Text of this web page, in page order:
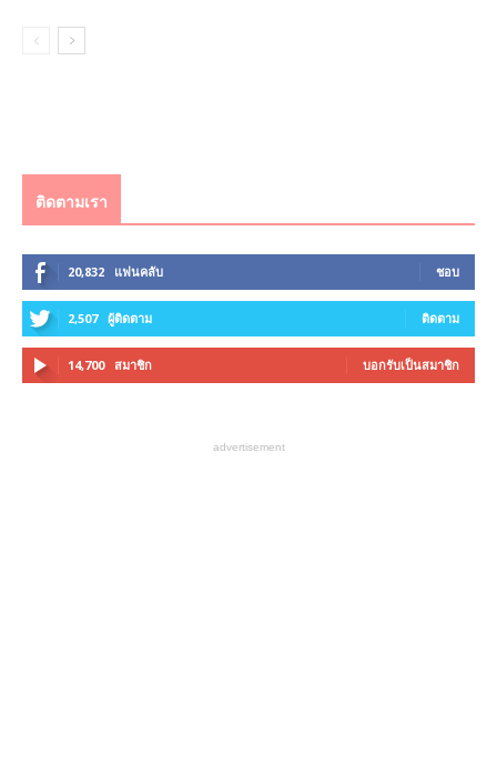
ติดตามเรา
20,832 แฟนคลับ ชอบ
2,507 ผู้ติดตาม ติดตาม
14,700 สมาชิก บอกรับเป็นสมาชิก
advertisement